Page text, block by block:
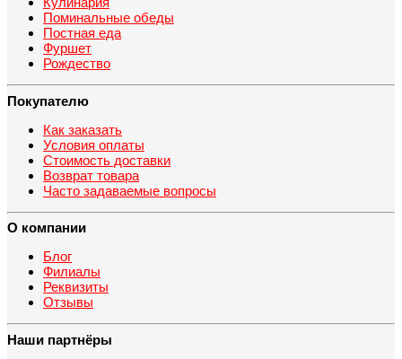
Поминальные обеды
Постная еда
Фуршет
Рождество
Покупателю
Как заказать
Условия оплаты
Стоимость доставки
Возврат товара
Часто задаваемые вопросы
О компании
Блог
Филиалы
Реквизиты
Отзывы
Наши партнёры